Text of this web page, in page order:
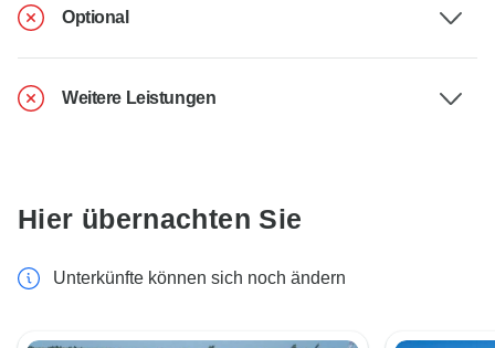
Optional
Weitere Leistungen
Hier übernachten Sie
Unterkünfte können sich noch ändern